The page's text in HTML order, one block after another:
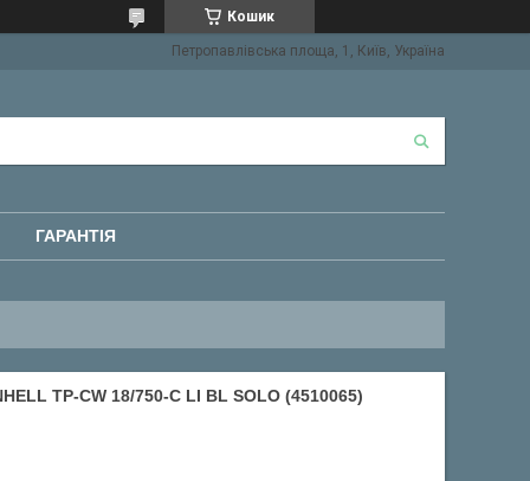
Кошик
Петропавлівська площа, 1, Київ, Україна
ГАРАНТІЯ
TP-CW 18/750-C LI BL SOLO (4510065)